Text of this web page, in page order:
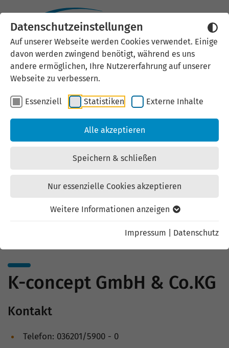
Datenschutzeinstellungen
Auf unserer Webseite werden Cookies verwendet. Einige
davon werden zwingend benötigt, während es uns
andere ermöglichen, Ihre Nutzererfahrung auf unserer
Webseite zu verbessern.
Essenziell Statistiken Externe Inhalte
Alle akzeptieren
Speichern & schließen
Nur essenzielle Cookies akzeptieren
Weitere Informationen anzeigen
Impressum Datenschutz
Externen Inhalt laden
Wir verwenden auf unserer
Website externe Inhalte, um Ihnen
zusätzliche Informationen
anzubieten. Einige externe Inhalte
(z.B. Google Maps, Youtube)
können persönliche Daten (z.B. IP-
Mit der Bestätigung erklären Sie
K-concept GmbH & Co.KG
Kontakt
Telefon: 036201/5900 - 0